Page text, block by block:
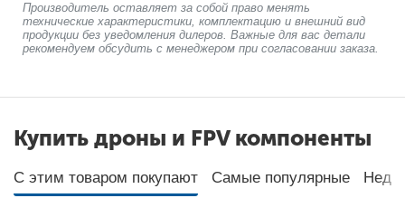
Производитель оставляет за собой право менять
технические характеристики, комплектацию и внешний вид
продукции без уведомления дилеров. Важные для вас детали
рекомендуем обсудить с менеджером при согласовании заказа.
Купить дроны и FPV компоненты
С этим товаром покупают Самые популярные